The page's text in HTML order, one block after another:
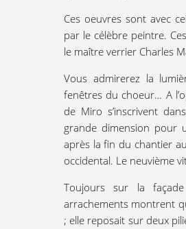
Ces oeuvres sont avec
par le célèbre peintre.
le maître verrier Charles
Vous admirerez la
fenêtres du choeur… A
de Miro s’inscrivent
grande dimension pour
après la fin du chantier
occidental. Le neuvième
Toujours sur la
arrachements montrent
; elle reposait sur deux